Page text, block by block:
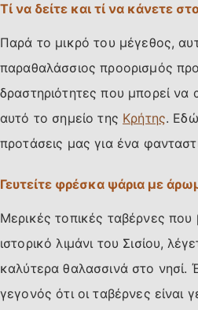
Τί να δείτε και τί να κάνετε
Παρά το μικρό του μέγεθος,
παραθαλάσσιος προορισμός
δραστηριότητες που μπορεί να
αυτό το σημείο της Κρήτης. Εδώ
προτάσεις μας για ένα
Γευτείτε φρέσκα ψάρια με
Μερικές τοπικές ταβέρνες που
ιστορικό λιμάνι του Σισίου,
καλύτερα θαλασσινά στο νησί.
γεγονός ότι οι ταβέρνες είναι